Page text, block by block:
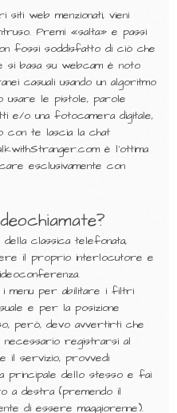
web menzionati, vieni
Premi «salta» e passi
fossi soddisfatto di ciò che
si basa su webcam è noto
casuali usando un algoritmo
usare le pistole, parole
e/o una fotocamera digitale,
con te lascia la chat
è l’ottima
esclusivamente con
della classica telefonata,
il proprio interlocutore e
i menu per abilitare i filtri
e per la posizione
però, devo avvertirti che
registrarsi al
il servizio, provvedi
principale dello stesso e fai
a destra (premendo il
di essere maggiorenne).